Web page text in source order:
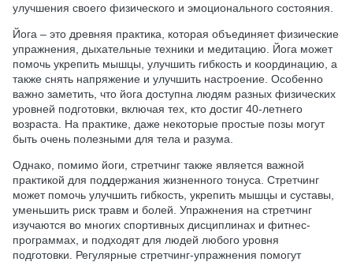
улучшения своего физического и эмоционального состояния.
Йога – это древняя практика, которая объединяет физические
упражнения, дыхательные техники и медитацию. Йога может
помочь укрепить мышцы, улучшить гибкость и координацию, а
также снять напряжение и улучшить настроение. Особенно
важно заметить, что йога доступна людям разных физических
уровней подготовки, включая тех, кто достиг 40-летнего
возраста. На практике, даже некоторые простые позы могут
быть очень полезными для тела и разума.
Однако, помимо йоги, стретчинг также является важной
практикой для поддержания жизненного тонуса. Стретчинг
может помочь улучшить гибкость, укрепить мышцы и суставы,
уменьшить риск травм и болей. Упражнения на стретчинг
изучаются во многих спортивных дисциплинах и фитнес-
программах, и подходят для людей любого уровня
подготовки. Регулярные стретчинг-упражнения помогут